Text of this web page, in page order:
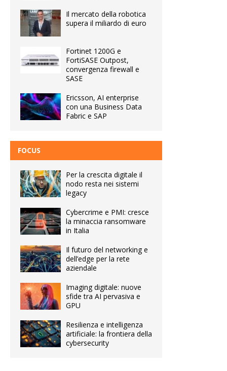
Il mercato della robotica
supera il miliardo di euro
Fortinet 1200G e
FortiSASE Outpost,
convergenza firewall e
SASE
Ericsson, AI enterprise
con una Business Data
Fabric e SAP
FOCUS
Per la crescita digitale il
nodo resta nei sistemi
legacy
Cybercrime e PMI: cresce
la minaccia ransomware
in Italia
Il futuro del networking e
dell’edge per la rete
aziendale
Imaging digitale: nuove
sfide tra AI pervasiva e
GPU
Resilienza e intelligenza
artificiale: la frontiera della
cybersecurity